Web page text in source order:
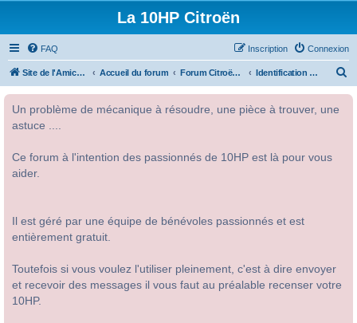
La 10HP Citroën
FAQ Connexion
Inscription
Site de l'Amicale Citroën 10HP Accueil du forum Forum Citroën 10HP Identification des modèles
Un problème de mécanique à résoudre, une pièce à trouver, une
astuce ....
Ce forum à l'intention des passionnés de 10HP est là pour vous
aider.
Il est géré par une équipe de bénévoles passionnés et est
entièrement gratuit.
Toutefois si vous voulez l'utiliser pleinement, c'est à dire envoyer
et recevoir des messages il vous faut au préalable recenser votre
10HP.